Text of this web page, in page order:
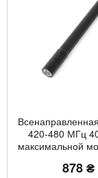
420-480 МГц
максимальной
878 ₴